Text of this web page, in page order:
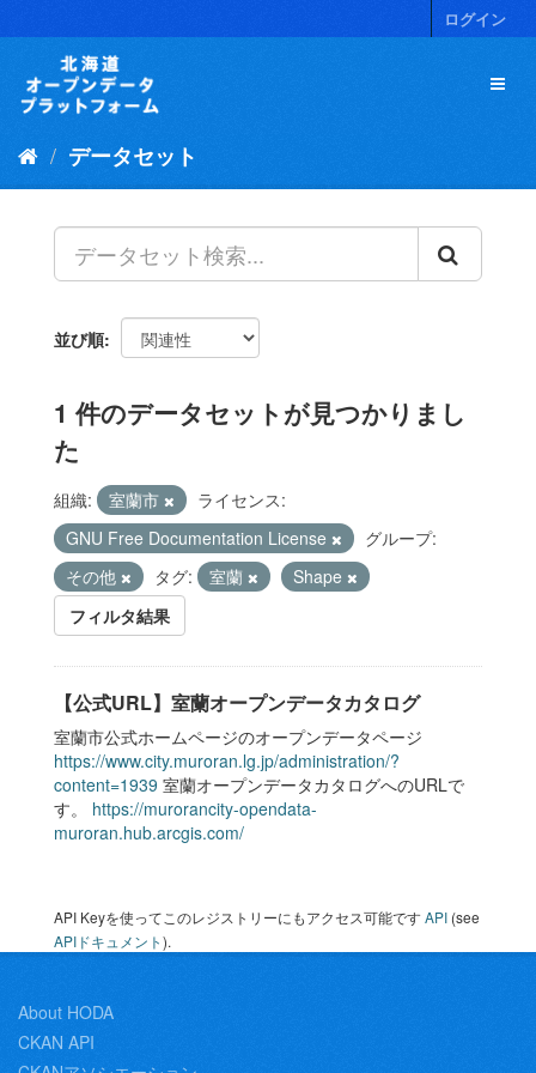
キ
ログイン
データセット
並び順
1 件のデータセットが見つかりまし
た
組織: 室蘭市
ライセンス:
GNU Free Documentation License
グループ:
その他
タグ: 室蘭
Shape
フィルタ結果
【公式URL】室蘭オープンデータカタログ
室蘭市公式ホームページのオープンデータページ
https://www.city.muroran.lg.jp/administration/?
content=1939 室蘭オープンデータカタログへのURLで
す。 https://murorancity-opendata-
muroran.hub.arcgis.com/
API Keyを使ってこのレジストリーにもアクセス可能ですAPI (see
APIドキュメント).
About HODA
CKAN API